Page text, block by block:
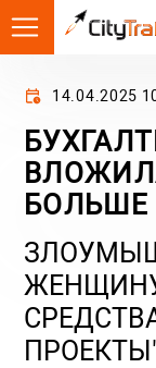
14.04.2025